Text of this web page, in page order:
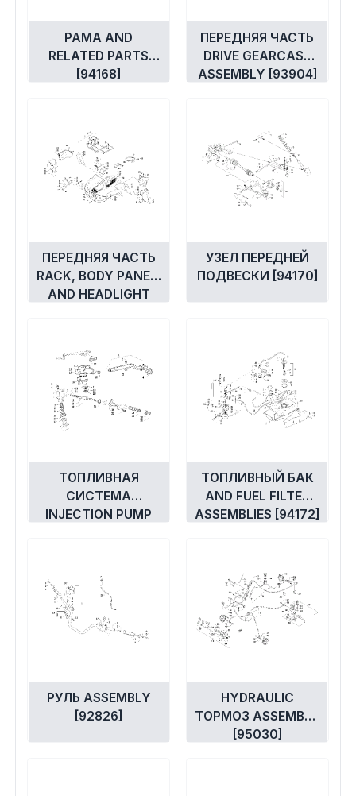
РАМА AND
RELATED PARTS
[94168]
ПЕРЕДНЯЯ ЧАСТЬ
DRIVE GEARCASE
ASSEMBLY [93904]
ПЕРЕДНЯЯ ЧАСТЬ
RACK, BODY PANEL,
AND HEADLIGHT
УЗЕЛ ПЕРЕДНЕЙ
ПОДВЕСКИ [94170]
ТОПЛИВНАЯ
СИСТЕМА
INJECTION PUMP
ТОПЛИВНЫЙ БАК
AND FUEL FILTER
ASSEMBLIES [94172]
РУЛЬ ASSEMBLY
[92826]
HYDRAULIC
ТОРМОЗ ASSEMBLY
[95030]